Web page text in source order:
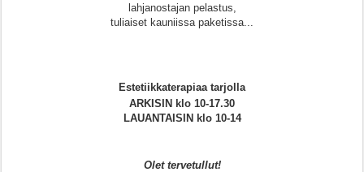
lahjanostajan pelastus,
tuliaiset kauniissa paketissa...
Estetiikkaterapiaa tarjolla
ARKISIN klo 10-17.30
LAUANTAISIN klo 10-14
Olet tervetullut!